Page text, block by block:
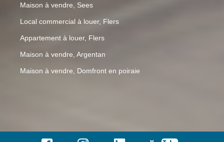
Maison à vendre, Sees
Local commercial à louer, Flers
Appartement à louer, Flers
Maison à vendre, Argentan
Maison à vendre, Domfront en poiraie